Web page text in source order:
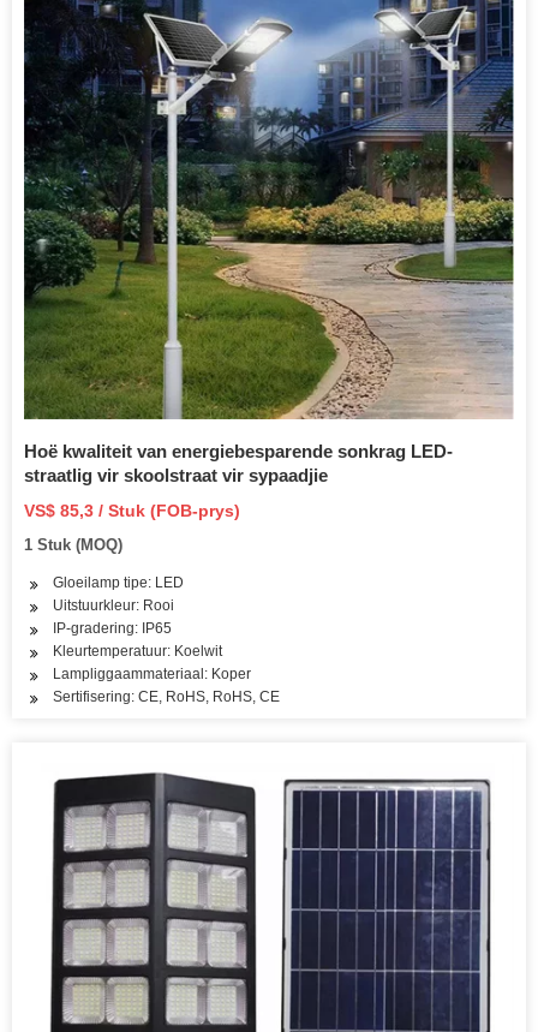
Hoë kwaliteit van energiebesparende sonkrag LED-
straatlig vir skoolstraat vir sypaadjie
VS$ 85,3 / Stuk (FOB-prys)
1 Stuk (MOQ)
Gloeilamp tipe: LED
Uitstuurkleur: Rooi
IP-gradering: IP65
Kleurtemperatuur: Koelwit
Lampliggaammateriaal: Koper
Sertifisering: CE, RoHS, RoHS, CE